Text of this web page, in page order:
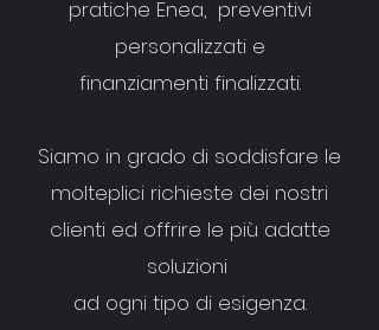
pratiche Enea, preventivi
personalizzati e
finanziamenti finalizzati.
Siamo in grado di soddisfare le
molteplici richieste dei nostri
clienti ed offrire le più adatte
soluzioni
ad ogni tipo di esigenza.